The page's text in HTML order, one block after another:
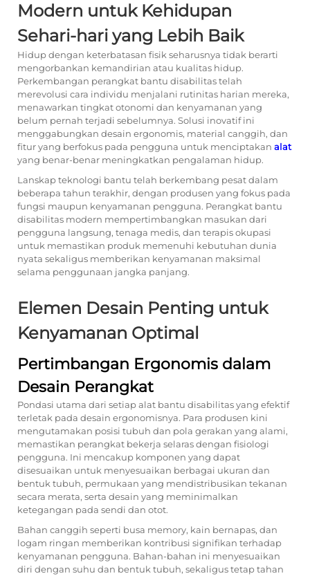
Modern untuk Kehidupan
Sehari-hari yang Lebih Baik
Hidup dengan keterbatasan fisik seharusnya tidak berarti
mengorbankan kemandirian atau kualitas hidup.
Perkembangan perangkat bantu disabilitastelah
merevolusi cara individu menjalani rutinitas harian mereka,
menawarkan tingkat otonomi dan kenyamanan yang
belum pernah terjadi sebelumnya. Solusi inovatif ini
menggabungkan desain ergonomis, material canggih, dan
fitur yang berfokus pada pengguna untuk menciptakan alat
yang benar-benar meningkatkan pengalaman hidup.
Lanskap teknologi bantu telah berkembang pesat dalam
beberapa tahun terakhir, dengan produsen yang fokus pada
fungsi maupun kenyamanan pengguna. Perangkat bantu
disabilitas modern mempertimbangkan masukan dari
pengguna langsung, tenaga medis, dan terapis okupasi
untuk memastikan produk memenuhi kebutuhan dunia
nyata sekaligus memberikan kenyamanan maksimal
selama penggunaan jangka panjang.
Elemen Desain Penting untuk
Kenyamanan Optimal
Pertimbangan Ergonomis dalam
Desain Perangkat
Pondasi utama dari setiap alat bantu disabilitas yang efektif
terletak pada desain ergonomisnya. Para produsen kini
mengutamakan posisi tubuh dan pola gerakan yang alami,
memastikan perangkat bekerja selaras dengan fisiologi
pengguna. Ini mencakup komponen yang dapat
disesuaikan untuk menyesuaikan berbagai ukuran dan
bentuk tubuh, permukaan yang mendistribusikan tekanan
secara merata, serta desain yang meminimalkan
ketegangan pada sendi dan otot.
Bahan canggih seperti busa memory, kain bernapas, dan
logam ringan memberikan kontribusi signifikan terhadap
kenyamanan pengguna. Bahan-bahan ini menyesuaikan
diri dengan suhu dan bentuk tubuh, sekaligus tetap tahan